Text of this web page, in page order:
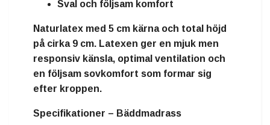
Sval och följsam komfort
Naturlatex med 5 cm kärnaoch total höjd
på cirka 9 cm. Latexen ger en mjuk men
responsiv känsla, optimal ventilation och
en följsam sovkomfort som formar sig
efter kroppen.
Specifikationer – Bäddmadrass